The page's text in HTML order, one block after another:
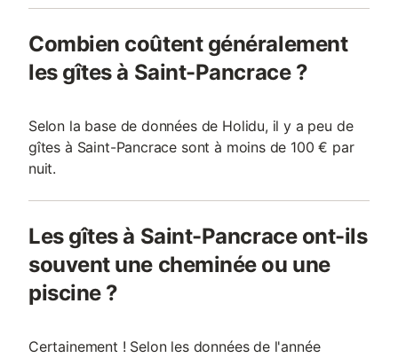
Combien coûtent généralement
les gîtes à Saint-Pancrace ?
Selon la base de données de Holidu, il y a peu de
gîtes à Saint-Pancrace sont à moins de 100 € par
nuit.
Les gîtes à Saint-Pancrace ont-ils
souvent une cheminée ou une
piscine ?
Certainement ! Selon les données de l'année